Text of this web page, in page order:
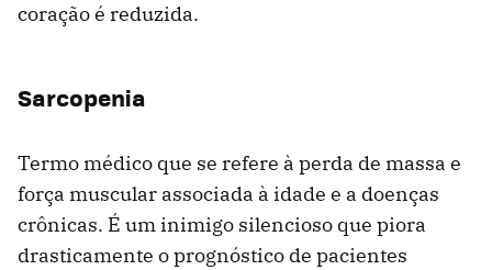
coração é reduzida.
Sarcopenia
Termo médico que se refere à perda de massa e
força muscular associada à idade e a doenças
crônicas. É um inimigo silencioso que piora
drasticamente o prognóstico de pacientes